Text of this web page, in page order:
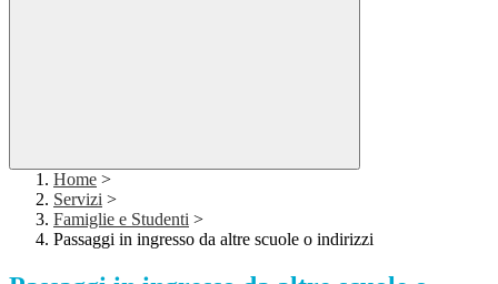
Home >
Servizi >
Famiglie e Studenti >
Passaggi in ingresso da altre scuole o indirizzi